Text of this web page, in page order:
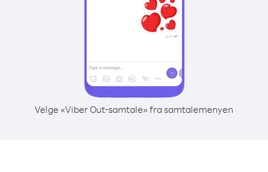
Velge «Viber Out-samtale» fra samtalemenyen